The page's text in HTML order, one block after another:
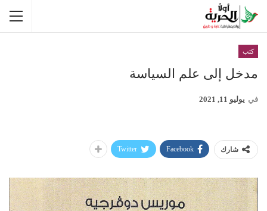
كتب
مدخل إلى علم السياسة
في يوليو 11, 2021
شارك Facebook
Twitter